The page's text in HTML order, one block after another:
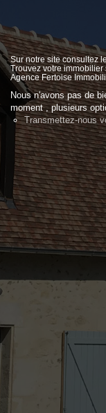
Sur notre site consultez
Trouvez votre
Agence Fertoise
Nous n'avons pas de
moment , plusieurs
Transmettez-nous